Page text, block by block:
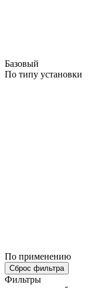
Базовый
По типу установки
По применению
Сброс фильтра
Фильтры